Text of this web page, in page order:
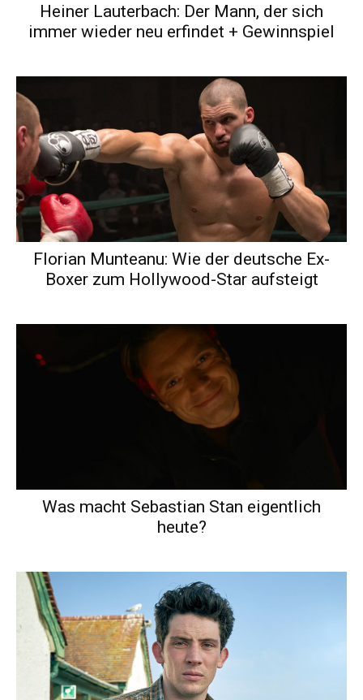
Heiner Lauterbach: Der Mann, der sich
immer wieder neu erfindet + Gewinnspiel
Florian Munteanu: Wie der deutsche Ex-
Boxer zum Hollywood-Star aufsteigt
Was macht Sebastian Stan eigentlich
heute?